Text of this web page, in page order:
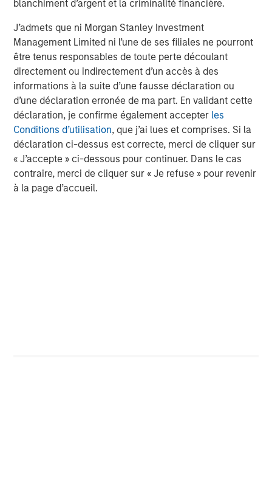
blanchiment d’argent et la criminalité financière.
J’admets que ni Morgan Stanley Investment
Management Limited ni l’une de ses filiales ne pourront
être tenus responsables de toute perte découlant
directement ou indirectement d’un accès à des
informations à la suite d’une fausse déclaration ou
d’une déclaration erronée de ma part. En validant cette
déclaration, je confirme également accepter les
Conditions d’utilisation, que j’ai lues et comprises. Si la
déclaration ci-dessus est correcte, merci de cliquer sur
« J’accepte » ci-dessous pour continuer. Dans le cas
contraire, merci de cliquer sur « Je refuse » pour revenir
à la page d’accueil.
SustainabilityOfficer, and CEO to discuss product safety,
continues to face product safety litigation in the U.S. and
broaderquestions from consumers and NGOs around
ingredient safety, which we believemay pose a
potentially financially material risk. In this piece we look
at how thecompany is managing these risks.
International Equity Team
The International Equity team follows a disciplined
investment process based on fundamental analysis and
bottom-up stock selection. They believe that the best
route to attractive long-term returns is through
compounding and providing reduced downside